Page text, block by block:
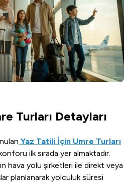
Turları Detayları
Yaz Tatili İçin Umre Turları
ilk sırada yer almaktadır.
hava yolu şirketleri ile direkt veya
planlanarak yolculuk süresi